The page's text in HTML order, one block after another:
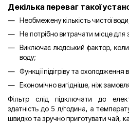
Декілька переваг такої
Необмежену кількість чистої
Не потрібно витрачати місце для
Виключає людський фактор,
воду;
Функції підігріву та охолодження
Економічно вигідніше, ніж
Фільтр слід підключати до
здатність до 5 л/година, а
швидко та зручно приготувати чай,